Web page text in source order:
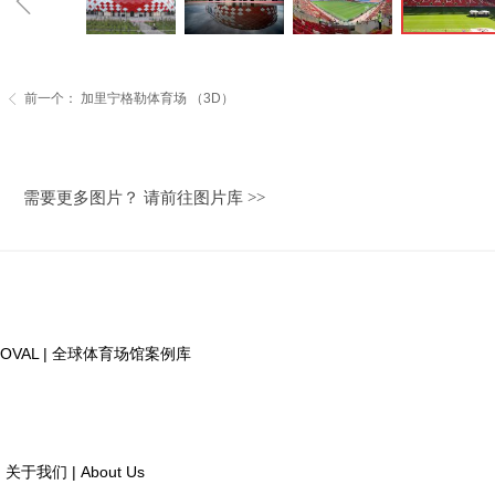
ꁣ 前一个： 加里宁格勒体育场 （3D）
需要更多图片？ 请前往图片库 >>
OVAL | 全球体育场馆案例库
关于我们 | About Us